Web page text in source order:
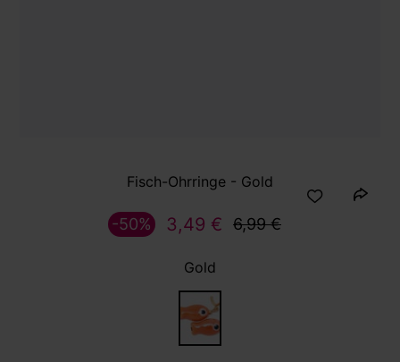
Fisch-Ohrringe - Gold
3,49 € 6,99 €
-50%
Gold